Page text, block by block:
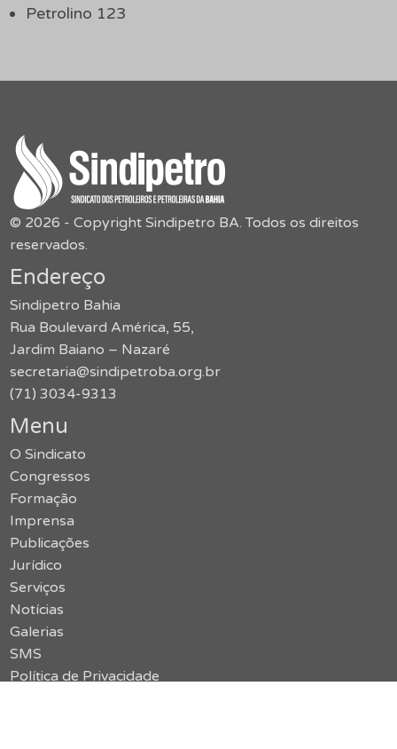
Petrolino 123
© 2026 - Copyright Sindipetro BA. Todos os direitos
reservados.
Endereço
Sindipetro Bahia
Rua Boulevard América, 55,
Jardim Baiano – Nazaré
secretaria@sindipetroba.org.br
(71) 3034-9313
Menu
O Sindicato
Congressos
Formação
Imprensa
Publicações
Jurídico
Serviços
Notícias
Galerias
SMS
Política de Privacidade